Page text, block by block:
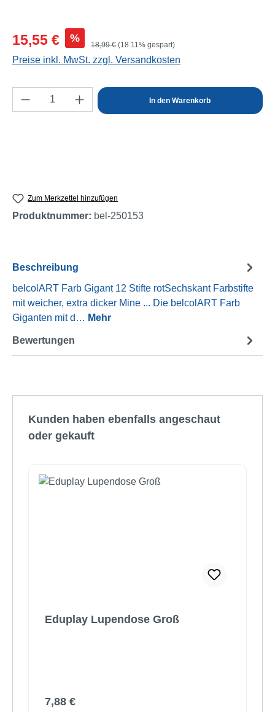
Verkaufspreis:
15,55 € % Regulärer Preis:
18,99 € (18.11% gespart)
Preise inkl. MwSt. zzgl. Versandkosten
Produkt Anzahl: Gib den gewünschten
In den Warenkorb
Zum Merkzettel hinzufügen
Produktnummer: bel-250153
Beschreibung
belcolART Farb Gigant 12 Stifte rotSechskant Farbstifte
mit weicher, extra dicker Mine ... Die belcolART Farb
Giganten mit d… Mehr
Bewertungen
Kunden haben ebenfalls angeschaut
oder gekauft
Eduplay Lupendose Groß
Regulärer Preis:
7,88 €